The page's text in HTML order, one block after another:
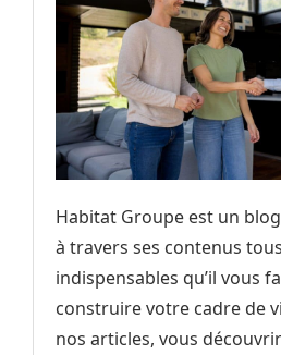
Habitat Groupe est un
à travers ses contenus
indispensables qu’il vous
construire votre cadre de
nos articles, vous